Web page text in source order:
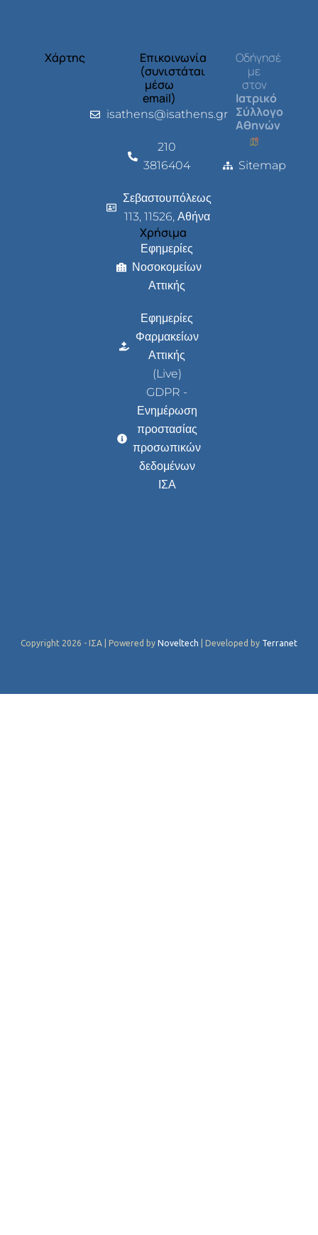
Χάρτης
Επικοινωνία
(συνιστάται
μέσω
email)
isathens@isathens.gr
210
3816404
Σεβαστουπόλεως
113, 11526, Αθήνα
Χρήσιμα
Εφημερίες
Νοσοκομείων
Αττικής
Εφημερίες
Φαρμακείων
Αττικής
(Live)
GDPR -
Ενημέρωση
προστασίας
προσωπικών
δεδομένων
ΙΣΑ
Οδήγησέ
με
στον
Ιατρικό
Σύλλογο
Αθηνών
Sitemap
Copyright 2026 - ΙΣΑ | Powered by Noveltech | Developed by Terranet